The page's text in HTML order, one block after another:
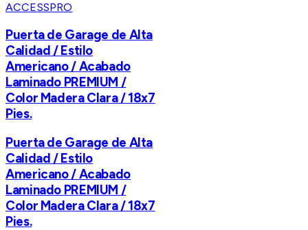
ACCESSPRO
Puerta de Garage de Alta
Calidad / Estilo
Americano / Acabado
Laminado PREMIUM /
Color Madera Clara / 18x7
Pies.
Puerta de Garage de Alta
Calidad / Estilo
Americano / Acabado
Laminado PREMIUM /
Color Madera Clara / 18x7
Pies.